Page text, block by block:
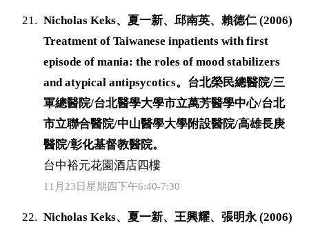
Nicholas Keks、夏一新、邱南英、賴德仁 (2006)
Treatment of Taiwanese inpatients with first
episode of mania: the roles of mood stabilizers
and atypical antipsycotics。台北榮民總醫院/三
軍總醫院/台北醫學大學市立萬芳醫學中心/台北
市立聯合醫院/中山醫學大學附設醫院/高雄長庚
醫院/彰化基督教醫院。
台中裕元花園酒店四樓
11月23日星期四下午6:40-7:30
Nicholas Keks、夏一新、王興耀、張明永 (2006)